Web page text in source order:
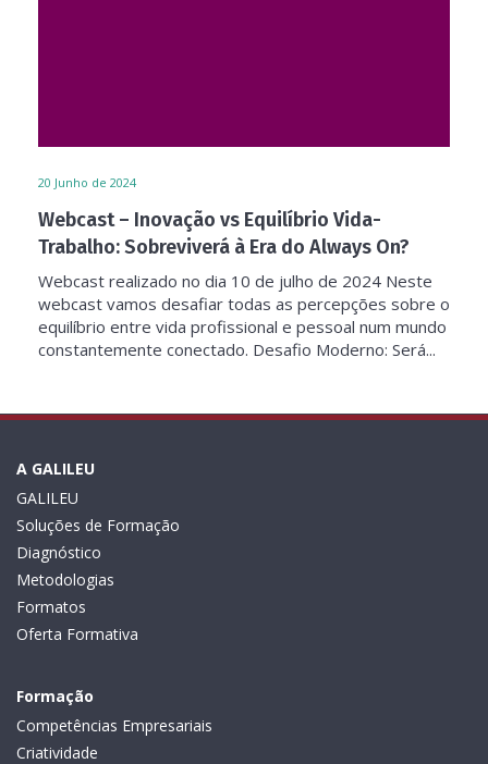
20 Junho de 2024
Webcast – Inovação vs Equilíbrio Vida-
Trabalho: Sobreviverá à Era do Always On?
Webcast realizado no dia 10 de julho de 2024 Neste
webcast vamos desafiar todas as percepções sobre o
equilíbrio entre vida profissional e pessoal num mundo
constantemente conectado. Desafio Moderno: Será...
A GALILEU
GALILEU
Soluções de Formação
Diagnóstico
Metodologias
Formatos
Oferta Formativa
Formação
Competências Empresariais
Criatividade